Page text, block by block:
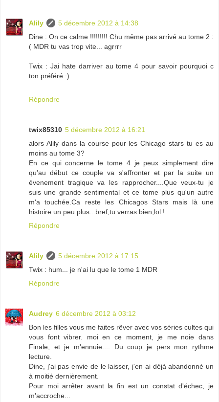
Alily
5 décembre 2012 à 14:38
Dine : On ce calme !!!!!!!!! Chu même pas arrivé au tome 2 :
( MDR tu vas trop vite... agrrrr
Twix : Jai hate darriver au tome 4 pour savoir pourquoi c
ton préféré :)
Répondre
twix85310 5 décembre 2012 à 16:21
alors Alily dans la course pour les Chicago stars tu es au
moins au tome 3?
En ce qui concerne le tome 4 je peux simplement dire
qu'au début ce couple va s'affronter et par la suite un
évenement tragique va les rapprocher....Que veux-tu je
suis une grande sentimental et ce tome plus qu'un autre
m'a touchée.Ca reste les Chicagos Stars mais là une
histoire un peu plus...bref,tu verras bien,lol !
Répondre
Alily
5 décembre 2012 à 17:15
Twix : hum... je n'ai lu que le tome 1 MDR
Répondre
Audrey 6 décembre 2012 à 03:12
Bon les filles vous me faites rêver avec vos séries cultes qui
vous font vibrer. moi en ce moment, je me noie dans
Finale, et je m'ennuie.... Du coup je pers mon rythme
lecture.
Dine, j'ai pas envie de le laisser, j'en ai déjà abandonné un
à moitié dernièrement.
Pour moi arrêter avant la fin est un constat d'échec, je
m'accroche...